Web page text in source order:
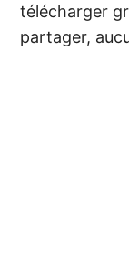
télécharger
partager,